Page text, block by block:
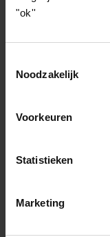
"ok''
Noodzakelijk
Voorkeuren
Statistieken
Marketing
geluk, status en
zijn aangepast:
mens vandaan
Wilt u zich